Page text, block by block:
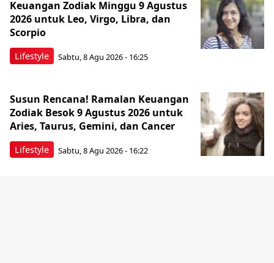
Lifestyle
Keuangan Zodiak Minggu 9 Agustus
2026 untuk Leo, Virgo, Libra, dan
Scorpio
Sabtu, 8 Agu 2026 - 16:25
Lifestyle
Susun Rencana! Ramalan Keuangan
Zodiak Besok 9 Agustus 2026 untuk
Aries, Taurus, Gemini, dan Cancer
Sabtu, 8 Agu 2026 - 16:22